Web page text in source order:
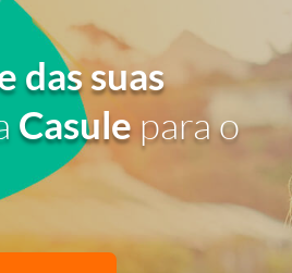
das suas
Casule para o